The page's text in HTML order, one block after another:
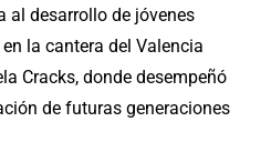
al desarrollo de jóvenes
la cantera del Valencia
Cracks, donde desempeñó
de futuras generaciones